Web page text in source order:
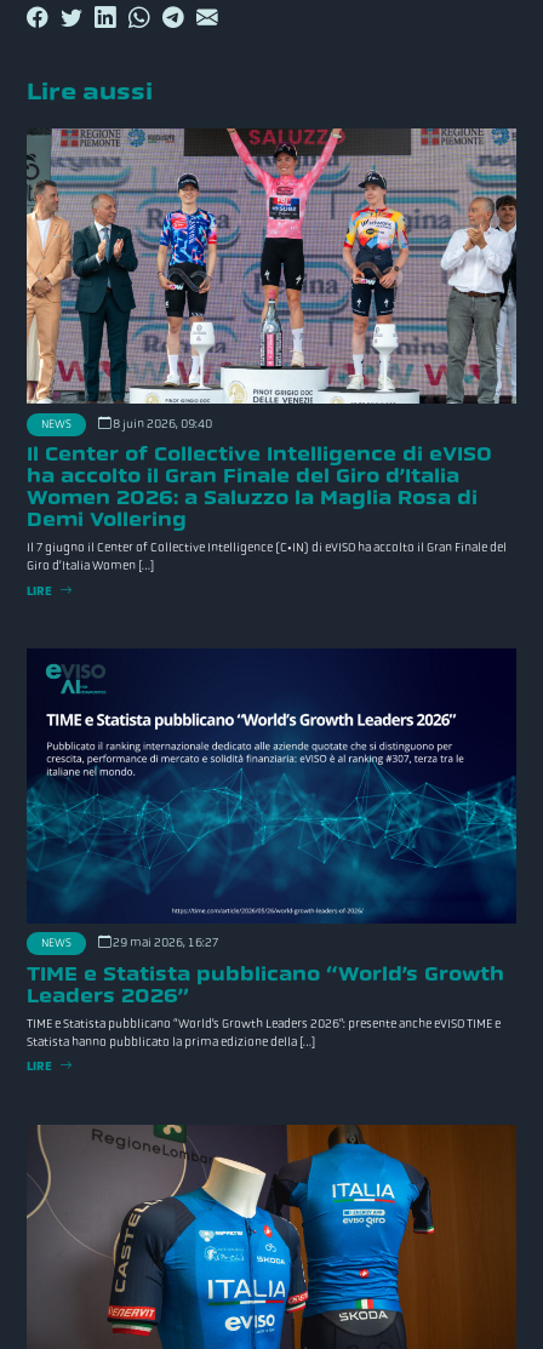
Lire aussi
NEWS 8 juin 2026, 09:40
Il Center of Collective Intelligence di eVISO
ha accolto il Gran Finale del Giro d’Italia
Women 2026: a Saluzzo la Maglia Rosa di
Demi Vollering
Il 7 giugno il Center of Collective Intelligence (C•IN) di eVISO ha accolto il Gran Finale del
Giro d’Italia Women […]
LIRE
NEWS 29 mai 2026, 16:27
TIME e Statista pubblicano “World’s Growth
Leaders 2026”
TIME e Statista pubblicano “World’s Growth Leaders 2026”: presente anche eVISO TIME e
Statista hanno pubblicato la prima edizione della […]
LIRE